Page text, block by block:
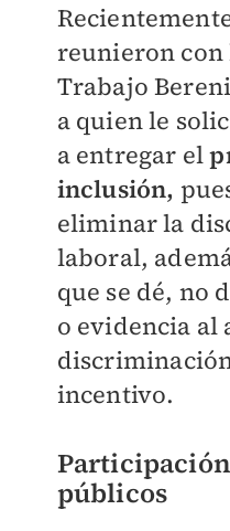
reunieron con
Trabajo
a quien le
a entregar el
inclusión,
eliminar la
laboral,
que se dé, no
o evidencia al
incentivo.
públicos